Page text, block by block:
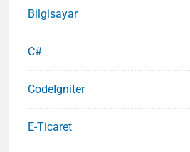
Bilgisayar
C#
CodeIgniter
E-Ticaret